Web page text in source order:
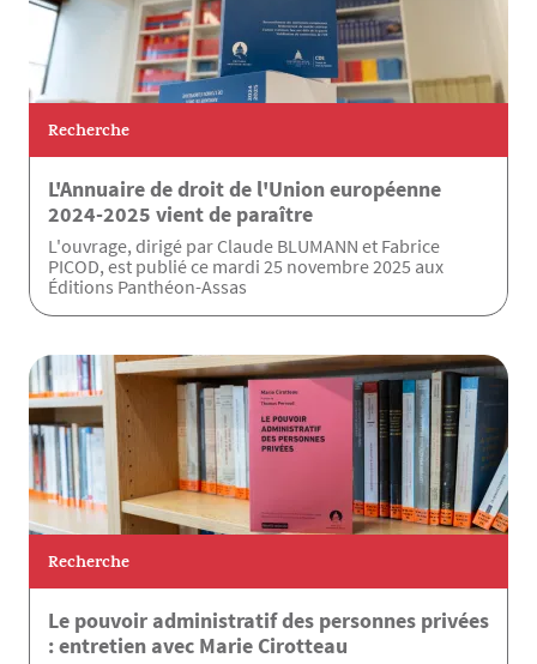
Recherche
L'Annuaire de droit de l'Union européenne
2024-2025 vient de paraître
L'ouvrage, dirigé par Claude BLUMANN et Fabrice
PICOD, est publié ce mardi 25 novembre 2025 aux
Éditions Panthéon-Assas
Recherche
Le pouvoir administratif des personnes privées
: entretien avec Marie Cirotteau